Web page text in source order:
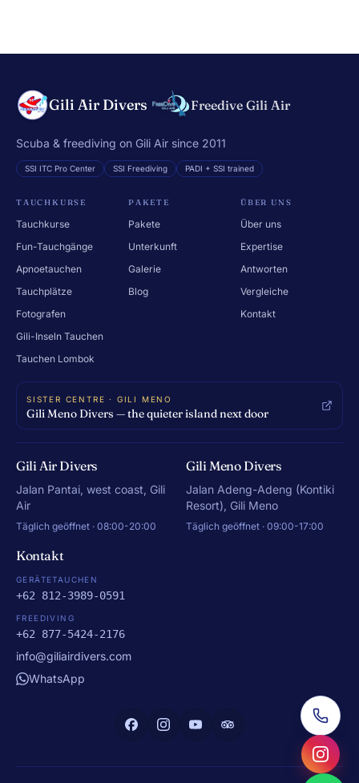
Gili Air Divers Freedive Gili Air
Scuba & freediving on Gili Air since 2011
SSI ITC Pro Center SSI Freediving PADI + SSI trained
TAUCHKURSE
Tauchkurse
Fun-Tauchgänge
Apnoetauchen
Tauchplätze
Fotografen
Gili-Inseln Tauchen
Tauchen Lombok
PAKETE
Pakete
Unterkunft
Galerie
Blog
ÜBER UNS
Über uns
Expertise
Antworten
Vergleiche
Kontakt
SISTER CENTRE · GILI MENO
Gili Meno Divers — the quieter island next door
Gili Air Divers
Jalan Pantai, west coast, Gili
Air
Täglich geöffnet · 08:00-20:00
Gili Meno Divers
Jalan Adeng-Adeng (Kontiki
Resort), Gili Meno
Täglich geöffnet · 09:00-17:00
Kontakt
GERÄTETAUCHEN
+62 812-3989-0591
FREEDIVING
+62 877-5424-2176
info@giliairdivers.com
WhatsApp